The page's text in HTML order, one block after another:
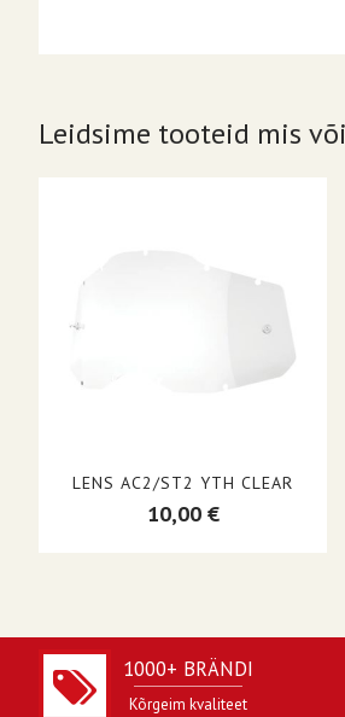
Leidsime tooteid mis
LENS AC2/ST2 YTH CLEAR
10,00 €
1000+ BRÄNDI
Kõrgeim kvaliteet